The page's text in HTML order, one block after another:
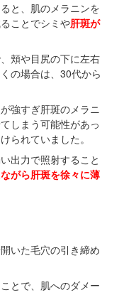
と、肌のメラニンを
ことでシミや肝斑が
頬や目尻の下に左右
の場合は、30代から
強すぎ肝斑のメラニ
しまう可能性があっ
られていました。
出力で照射すること
がら肝斑を徐々に薄
いた毛穴の引き締め
とで、肌へのダメー